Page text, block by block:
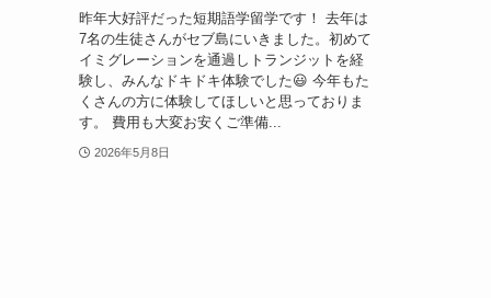
昨年大好評だった短期語学留学です！ 去年は
7名の生徒さんがセブ島にいきました。初めて
イミグレーションを通過しトランジットを経
験し、みんなドキドキ体験でした😃 今年もた
くさんの方に体験してほしいと思っておりま
す。 費用も大変お安くご準備...
2026年5月8日